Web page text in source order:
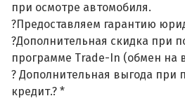
при осмотре автомобиля.
?Предоставляем гарантию
?Дополнительная скидка при
программе Trade-In (обмен на
? Дополнительная выгода при
кредит.? *